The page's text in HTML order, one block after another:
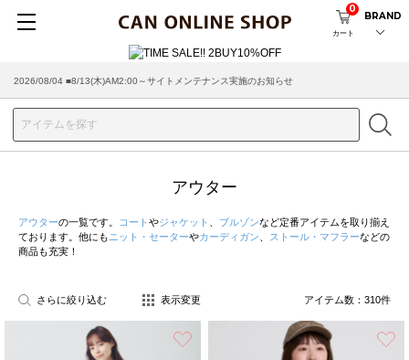
カート
0
BRAND
2026/08/04 ■8/13(木)AM2:00～サイトメンテナンス実施のお知らせ
2026/07/29 ■【お知らせ】ヤマト運輸の配送遅延・停止について
アウター
アウターの一覧です。 コート やジャケット ブルゾンなど定番アイテムを取り揃え
ております。他にも ニット・セーターやカーディガン ストール・マフラーなどの
商品も充実！
さらに絞り込む 表示変更 アイテム数： 310件